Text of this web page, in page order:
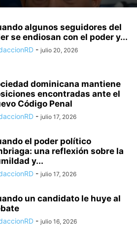
algunos seguidores del
se endiosan con el poder y...
- julio 20, 2026
dominicana mantiene
encontradas ante el
Código Penal
- julio 17, 2026
el poder político
una reflexión sobre la
y...
- julio 17, 2026
un candidato le huye al
- julio 16, 2026